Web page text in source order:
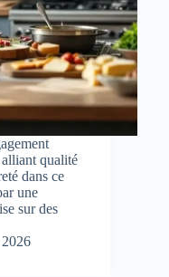
alliant qualité
dans ce
une
sur des